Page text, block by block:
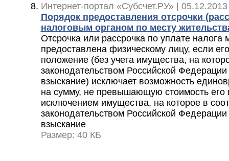
Интернет-портал «Субсчет.РУ» |
Порядок предоставления отсрочки
налоговым органом по месту
Отсрочка или рассрочка по уплате налога
предоставлена физическому лицу, если
положение (без учета имущества, на
законодательством Российской
взыскание) исключает возможность
на сумму, не превышающую стоимость его
исключением имущества, на которое в
законодательством Российской
взыскание
Размер: 40 КБ